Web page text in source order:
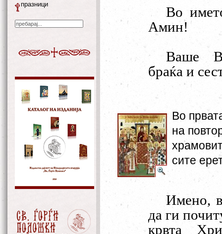
Во
Амин!
Ваше
браќа и
Во
на
сите
Имено,
да ги
крвта
празници